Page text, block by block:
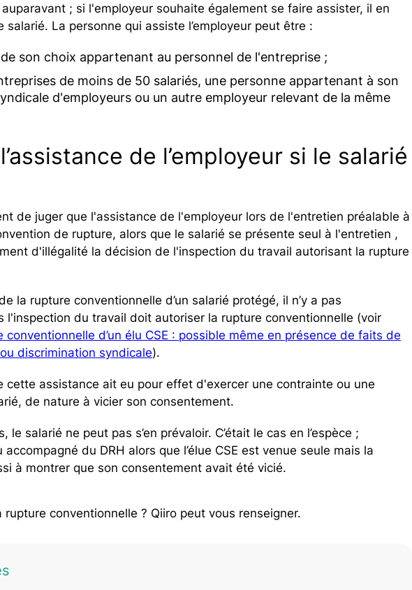
; si l'employeur souhaite également se faire assister, il en
salarié. La personne qui assiste l’employeur peut être :
son choix appartenant au personnel de l'entreprise ;
de moins de 50 salariés, une personne appartenant à son
d'employeurs ou un autre employeur relevant de la même
de l’employeur si le salarié
de juger que l'assistance de l'employeur lors de l'entretien préalable à
de rupture, alors que le salarié se présente seul à l'entretien ,
d'illégalité la décision de l'inspection du travail autorisant la rupture
la rupture conventionnelle d’un salarié protégé, il n’y a pas
l'inspection du travail doit autoriser la rupture conventionnelle (voir
conventionnelle d’un élu CSE : possible même en présence de faits de
discrimination syndicale).
cette assistance ait eu pour effet d'exercer une contrainte ou une
de nature à vicier son consentement.
le salarié ne peut pas s’en prévaloir. C’était le cas en l’espèce ;
accompagné du DRH alors que l’élue CSE est venue seule mais la
à montrer que son consentement avait été vicié.
rupture conventionnelle ? Qiiro peut vous renseigner.